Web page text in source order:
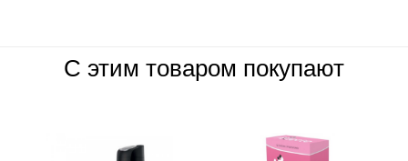
С этим товаром покупают